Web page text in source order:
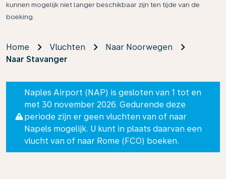
kunnen mogelijk niet langer beschikbaar zijn ten tijde van de
boeking.
Home Vluchten
Naar Noorwegen
Naar Stavanger
Naples Airport (NAP) is gesloten van 1 tot en
met 30 november 2026. Gedurende deze
periode zijn er geen vluchten van of naar
Napels mogelijk. U kunt in plaats daarvan een
vlucht van of naar Rome (FCO) boeken.